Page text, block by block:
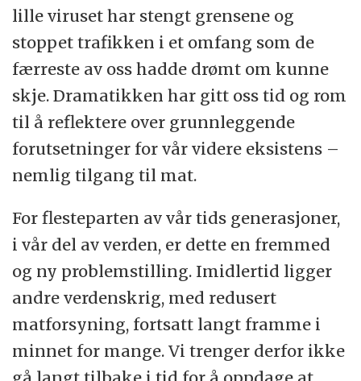
lille viruset har stengt grensene og
stoppet trafikken i et omfang som de
færreste av oss hadde drømt om kunne
skje. Dramatikken har gitt oss tid og rom
til å reflektere over grunnleggende
forutsetninger for vår videre eksistens –
nemlig tilgang til mat.
For flesteparten av vår tids generasjoner,
i vår del av verden, er dette en fremmed
og ny problemstilling. Imidlertid ligger
andre verdenskrig, med redusert
matforsyning, fortsatt langt framme i
minnet for mange. Vi trenger derfor ikke